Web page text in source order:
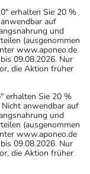
erhalten Sie 20 %
auf
und
(ausgenommen
www.aponeo.de
09.08.2026. Nur
die Aktion früher
erhalten Sie 20 %
anwendbar auf
und
(ausgenommen
www.aponeo.de
09.08.2026. Nur
die Aktion früher